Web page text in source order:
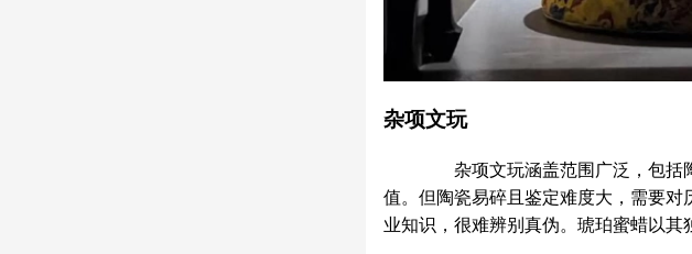
杂项文玩
杂项文玩涵盖范围广泛，包括
值。但陶瓷易碎且鉴定难度大，需要
业知识，很难辨别真伪。琥珀蜜蜡以其